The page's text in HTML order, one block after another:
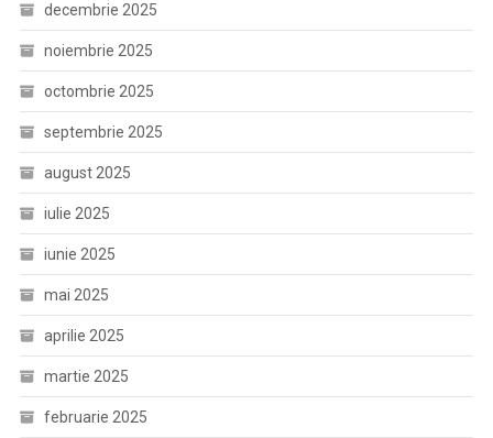
decembrie 2025
noiembrie 2025
octombrie 2025
septembrie 2025
august 2025
iulie 2025
iunie 2025
mai 2025
aprilie 2025
martie 2025
februarie 2025